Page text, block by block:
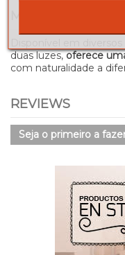
duas luzes,oferece
com naturalidade a
REVIEWS
Seja o primeiro a